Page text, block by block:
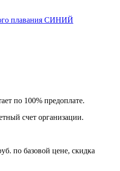
плавания СИНИЙ
по 100% предоплате.
счет организации.
по базовой цене, скидка